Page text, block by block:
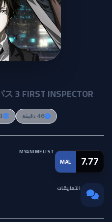
First Inspector
3 FIRST INSPECTOR
46 دقيقة 3
MAL 7.77
MYANIMELIST
التعليقات